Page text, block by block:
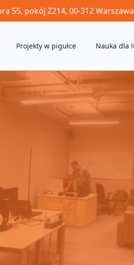
55, pokój Z214, 00-312 Warszawa
Projekty w pigułce Nauka dla